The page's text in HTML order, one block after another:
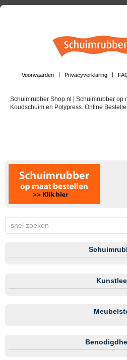
Voorwaarden Privacyverklaring
Schuimrubber Shop.nl | Schuimrubber op
Koudschuim en Polypress. Online